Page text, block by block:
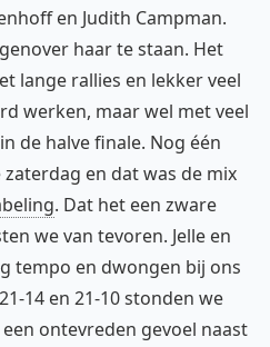
en Judith Campman.
haar te staan. Het
lange rallies en lekker veel
werken, maar wel met veel
de halve finale. Nog één
en dat was de mix
. Dat het een zware
we van tevoren. Jelle en
tempo en dwongen bij ons
14 en 21-10 stonden we
ontevreden gevoel naast